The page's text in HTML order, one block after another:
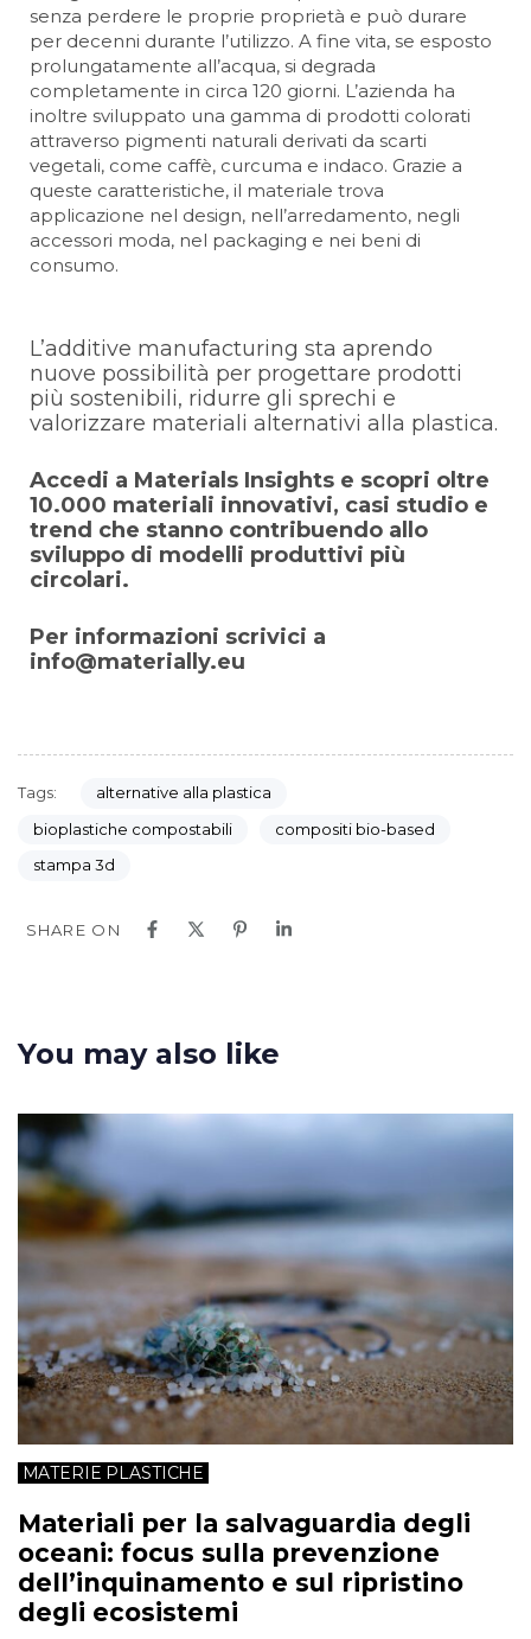
senza perdere le proprie proprietà e può durare
per decenni durante l’utilizzo. A fine vita, se esposto
prolungatamente all’acqua, si degrada
completamente in circa 120 giorni. L’azienda ha
inoltre sviluppato una gamma di prodotti colorati
attraverso pigmenti naturali derivati da scarti
vegetali, come caffè, curcuma e indaco. Grazie a
queste caratteristiche, il materiale trova
applicazione nel design, nell’arredamento, negli
accessori moda, nel packaging e nei beni di
consumo.
L’additive manufacturing sta aprendo
nuove possibilità per progettare prodotti
più sostenibili, ridurre gli sprechi e
valorizzare materiali alternativi alla plastica.
Accedi a Materials Insights e scopri oltre
10.000 materiali innovativi, casi studio e
trend che stanno contribuendo allo
sviluppo di modelli produttivi più
circolari.
Per informazioni scrivici a
info@materially.eu
Tags:
alternative alla plastica
bioplastiche compostabili
compositi bio-based
stampa 3d
SHARE ON
You may also like
MATERIE PLASTICHE
Materiali per la salvaguardia degli
oceani: focus sulla prevenzione
dell’inquinamento e sul ripristino
degli ecosistemi